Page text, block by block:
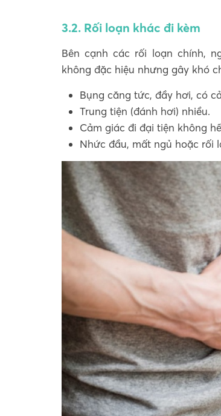
3.2. Rối loạn khác đi kèm
Bên cạnh các rối loạn chính,
không đặc hiệu nhưng gây khó
Bụng căng tức, đầy hơi, có
Trung tiện (đánh hơi) nhiều.
Cảm giác đi đại tiện không
Nhức đầu, mất ngủ hoặc rối